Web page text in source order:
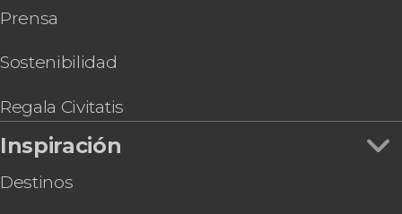
Prensa
Sostenibilidad
Regala Civitatis
Inspiración
Destinos